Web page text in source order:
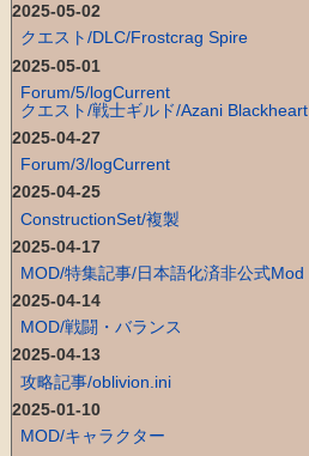
2025-05-02
クエスト/DLC/Frostcrag Spire
2025-05-01
Forum/5/logCurrent
クエスト/戦士ギルド/Azani Blackheart
2025-04-27
Forum/3/logCurrent
2025-04-25
ConstructionSet/複製
2025-04-17
MOD/特集記事/日本語化済非公式Mod
2025-04-14
MOD/戦闘・バランス
2025-04-13
攻略記事/oblivion.ini
2025-01-10
MOD/キャラクター